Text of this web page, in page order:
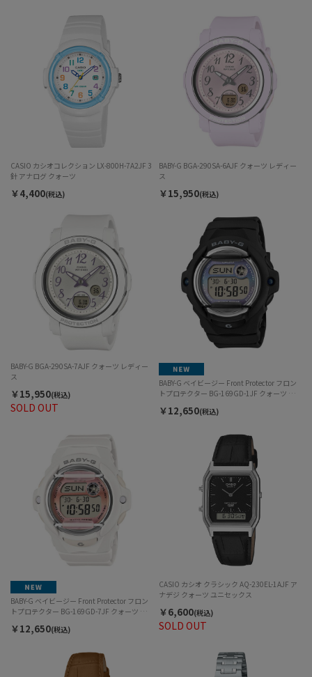
CASIO カシオコレクション LX-800H-7A2JF 3
針 アナログ クォーツ
￥4,400(税込)
BABY-G BGA-290SA-6AJF クォーツ レディー
ス
￥15,950(税込)
SOLD OUT
BABY-G BGA-290SA-7AJF クォーツ レディー
ス
￥15,950(税込)
BABY-G ベイビージー Front Protector フロン
トプロテクター BG-169GD-1JF クォーツ デ
￥12,650(税込)
BABY-G ベイビージー Front Protector フロン
トプロテクター BG-169GD-7JF クォーツ デ
￥12,650(税込) SOLD OUT
CASIO カシオ クラシック AQ-230EL-1AJF ア
ナデジ クォーツ ユニセックス
￥6,600(税込)